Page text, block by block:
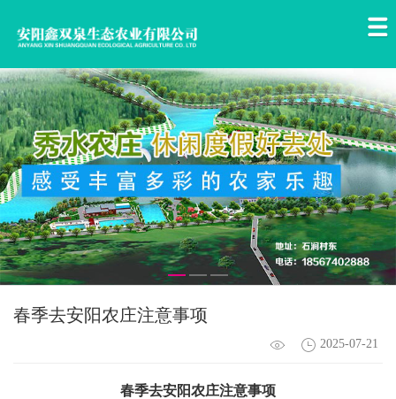
春季去安阳农庄注意事项
2025-07-21
春季去安阳农庄注意事项